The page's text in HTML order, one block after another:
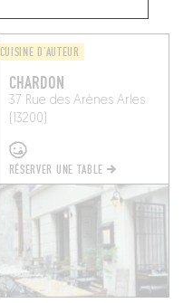
CUISINE D'AUTEUR
CHARDON
37 Rue des ArènesArles
(13200)
RÉSERVER UNE TABLE